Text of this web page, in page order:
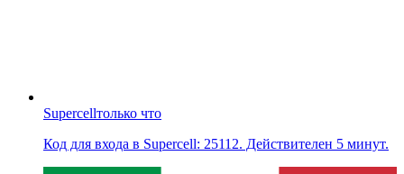
Supercellтолько что
Код для входа в Supercell: 25112. Действителен 5 минут.